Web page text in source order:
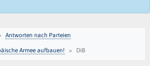
Antworten nach Parteien
Armee aufbauen! DiB